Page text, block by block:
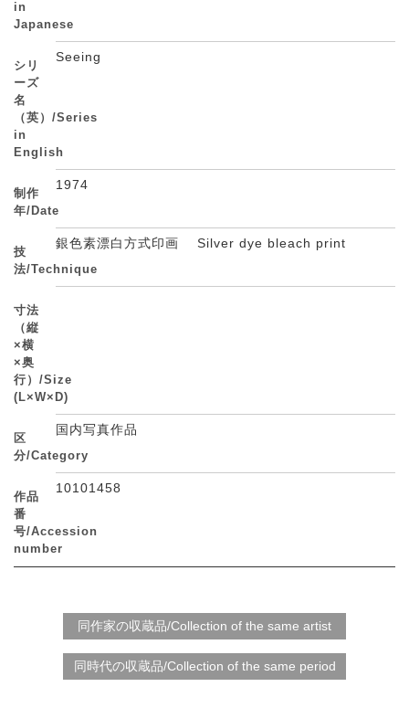
in
Japanese
シリ
ーズ
名
（英）/Series
in
English
Seeing
制作
年/Date
1974
技
法/Technique
銀色素漂白方式印画 Silver dye bleach print
寸法
（縦
×横
×奥
行）/Size
(L×W×D)
区
分/Category
国内写真作品
作品
番
号/Accession
number
10101458